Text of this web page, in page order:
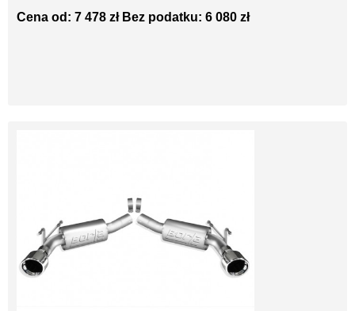
Cena od: 7 478 zł Bez podatku: 6 080 zł